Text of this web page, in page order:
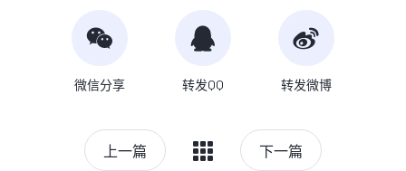
微信分享 转发QQ 转发微博
上一篇 下一篇